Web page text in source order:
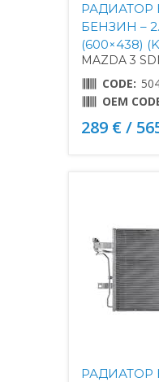
РАДИАТОР
БЕНЗИН –
(600×438)
MAZDA 3
CODE:
OEM
289 € /
РАДИАТОР